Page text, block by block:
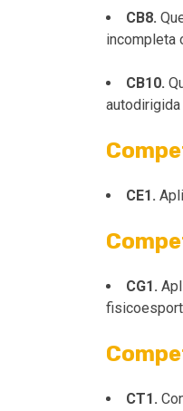
CB8.
incompleta
CB10.
CE1.
CG1.
CT1.